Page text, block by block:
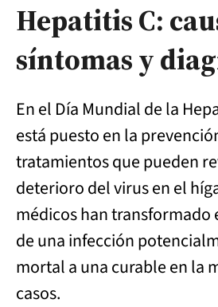
Hepatitis C:
síntomas y
En el Día Mundial de la
está puesto en la
tratamientos que pueden
deterioro del virus en el
médicos han transformado
de una infección
mortal a una curable en la
casos.